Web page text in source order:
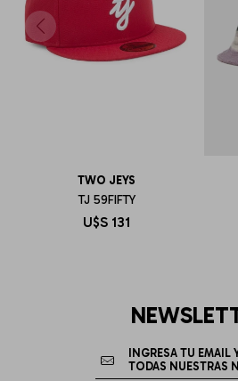
TWO JEYS
TJ 59FIFTY
U$S 131